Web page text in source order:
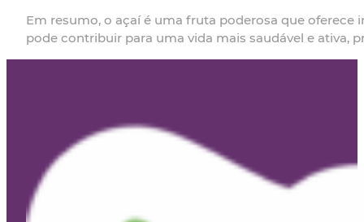
Em resumo, o açaí é uma fruta poderosa que
pode contribuir para uma vida mais saudável e ativa,